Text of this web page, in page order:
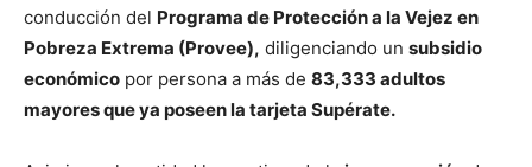
conducción del Programa de Protección a la Vejez en
Pobreza Extrema (Provee), diligenciando un subsidio
económico por persona a más de 83,333 adultos
mayores que ya poseen la tarjeta Supérate.